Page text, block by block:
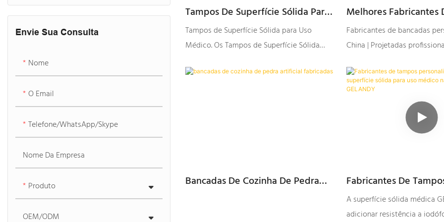
Envie Sua Consulta
Nome
O Email
Telefone/WhatsApp/Skype
Nome Da Empresa
Produto
OEM/ODM
Tampos De Superfície Sólida Para
Uso Médico
Tampos de Superfície Sólida para Uso
Médico. Os Tampos de Superfície Sólida
apresentar resistência a iodóforos, mofo,
Melhores Fabricantes
Personalizadas Da
Fábrica - GELANDY
Fabricantes de bancadas
China | Projetadas
rigoroso processo de design.
Bancadas De Cozinha De Pedra
Fabricantes De
Personalizados De
Sólida Para Uso
A superfície sólida médica
adicionar resistência a